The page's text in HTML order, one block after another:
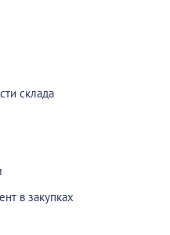
склада
в закупках